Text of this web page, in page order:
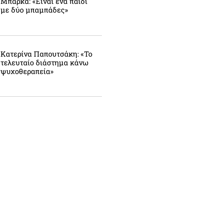
με δύο μπαμπάδες»
Κατερίνα Παπουτσάκη: «Το
τελευταίο διάστημα κάνω
ψυχοθεραπεία»